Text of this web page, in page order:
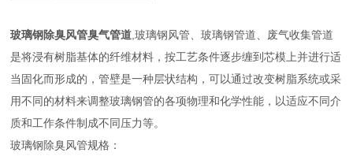
玻璃钢除臭风管臭气管道 ,玻璃钢风管、玻璃钢管道、废气收集管道
是将浸有树脂基体的纤维材料，按工艺条件逐步缠到芯模上并进行适
当固化而形成的，管壁是一种层状结构，可以通过改变树脂系统或采
用不同的材料来调整玻璃钢管的各项物理和化学性能，以适应不同介
质和工作条件制成不同压力等。
玻璃钢除臭风管规格：